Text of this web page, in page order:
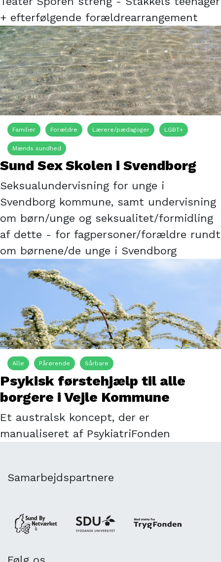
+ efterfølgende forældrearrangement
Familier Forældre Lærere/pædagoger LGBT+
Mænds sundhed
Sund Sex Skolen i Svendborg
Seksualundervisning for unge i
Svendborg kommune, samt undervisning
om børn/unge og seksualitet/formidling
af dette - for fagpersoner/forældre rundt
om børnene/de unge i Svendborg
Alle Pårørende Sårbare
Psykisk førstehjælp til alle
borgere i Vejle Kommune
Et australsk koncept, der er
manualiseret af PsykiatriFonden
Samarbejdspartnere